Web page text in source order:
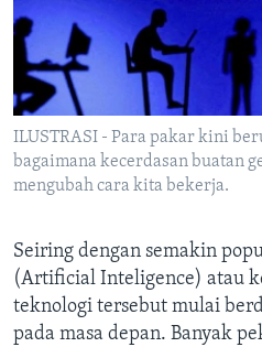
ILUSTRASI - Para pakar kini
bagaimana kecerdasan buatan
mengubah cara kita bekerja.
Seiring dengan semakin
(Artificial Inteligence) atau
teknologi tersebut mulai
pada masa depan. Banyak